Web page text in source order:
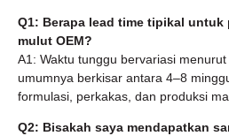
Q1: Berapa lead time tipikal untuk
mulut OEM?
A1: Waktu tunggu bervariasi
umumnya berkisar antara 4–8
formulasi, perkakas, dan produksi
Q2: Bisakah saya mendapatkan